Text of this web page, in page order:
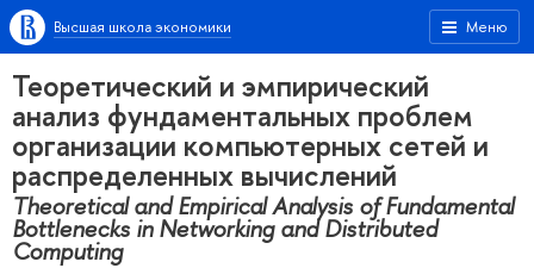
Меню
Высшая школа экономики
Теоретический и эмпирический
анализ фундаментальных проблем
организации компьютерных сетей и
распределенных вычислений
Theoretical and Empirical Analysis of Fundamental
Bottlenecks in Networking and Distributed
Computing